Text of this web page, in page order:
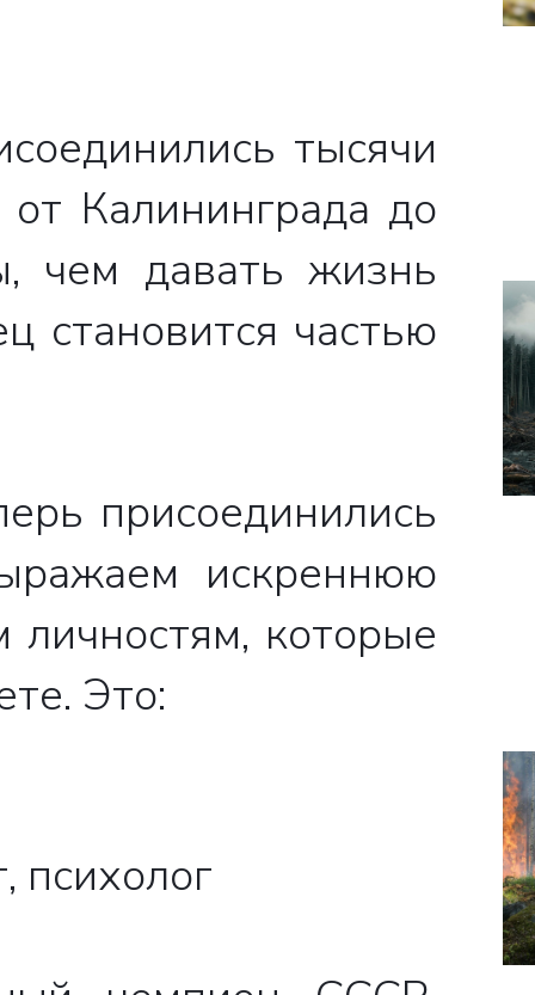
тысячи
Калининграда до
чем давать жизнь
становится частью
присоединились
искреннюю
которые
Это:
психолог